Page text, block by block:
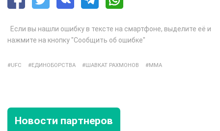
Если вы нашли ошибку в тексте на смартфоне, выделите её и
нажмите на кнопку "Сообщить об ошибке"
UFC ЕДИНОБОРСТВА ШАВКАТ РАХМОНОВ ММА
Новости партнеров